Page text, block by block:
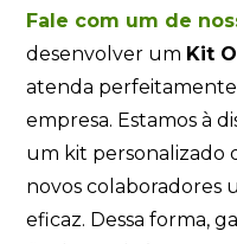
Fale com um de
desenvolver um Kit
atenda perfeitamente
empresa. Estamos à
um kit personalizado
novos colaboradores
eficaz. Dessa forma,